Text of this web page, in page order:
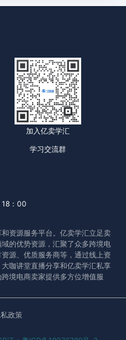
加入亿卖学汇
学习交流群
18：00
资源服务平台。亿卖学汇立足卖
的优势资源，汇聚了众多跨境电
源、优质服务商等，通过线上资
咖讲堂直播分享和亿卖学汇私享
境电商卖家提供多方位增值服
政策